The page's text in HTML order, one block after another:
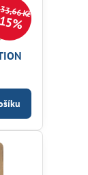
Kč